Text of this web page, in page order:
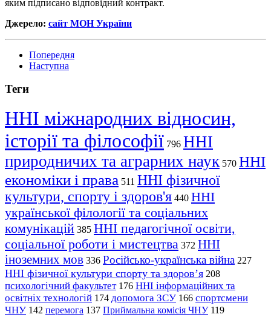
яким підписано відповідний контракт.
Джерело: сайт МОН України
Попередня
Наступна
Теги
ННІ міжнародних відносин,
історії та філософії 796 ННІ
природничих та аграрних наук 570 ННІ
економіки і права 511 ННІ фізичної
культури, спорту і здоров'я 440 ННІ
української філології та соціальних
комунікацій 385 ННІ педагогічної освіти,
соціальної роботи і мистецтва 372 ННІ
іноземних мов 336 Російсько-українська війна 227
ННІ фізичної культури спорту та здоров’я 208
психологічний факультет 176 ННІ інформаційних та
освітніх технологій 174 допомога ЗСУ 166 спортсмени
ЧНУ 142 перемога 137 Приймальна комісія ЧНУ 119